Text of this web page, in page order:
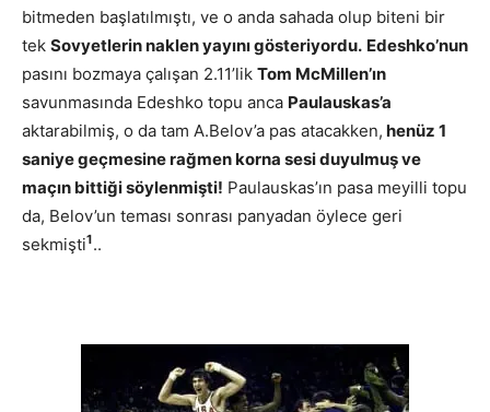
bitmeden başlatılmıştı, ve o anda sahada olup biteni bir
tek Sovyetlerin naklen yayını gösteriyordu. Edeshko’nun
pasını bozmaya çalışan 2.11’lik Tom McMillen’ın
savunmasında Edeshko topu anca Paulauskas’a
aktarabilmiş, o da tam A.Belov’a pas atacakken, henüz 1
saniye geçmesine rağmen korna sesi duyulmuş ve
maçın bittiği söylenmişti! Paulauskas’ın pasa meyilli topu
da, Belov’un teması sonrası panyadan öylece geri
sekmişti1..